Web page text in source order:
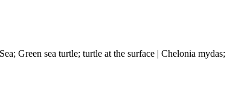
Green sea turtle; turtle at the surface | Chelonia mydas;